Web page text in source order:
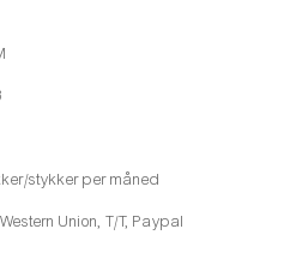
stykker per måned
Union, T/T, Paypal